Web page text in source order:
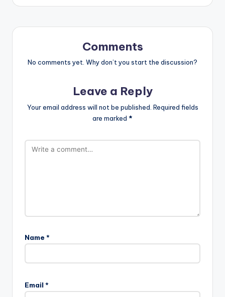
Comments
No comments yet. Why don’t you start the discussion?
Leave a Reply
Your email address will not be published. Required fields
are marked *
Name *
Email *